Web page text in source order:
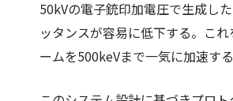
50kVの電子銃印加電圧で生成し
ッタンスが容易に低下する。こ
ームを500keVまで一気に加速す